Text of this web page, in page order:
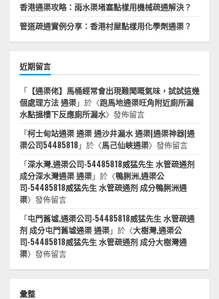
香港通渠攻略：雨水渠堵塞點樣用機械疏通解決？
管道疏通實例分享：香港村屋點樣用化學劑通渠？
近期留言
「 【通渠佬】馬桶經常會出現難聞嘅氣味，試試這幾
個處理方法 通渠」於〈跑馬地通渠旺角附近廁所漏
水點搵樓下反應廁所漏水〉發佈留言
「柯士甸站通渠 通渠 通沙井漏水 通渠|通渠神器|通
渠公司54485818 」於〈馬己仙峽通渠〉發佈留言
「深水灣,通渠公司-54485818威猛先生 水管疏通剂
成分深水灣通渠 通渠」於〈鴨脷洲,通渠公
司-54485818威猛先生 水管疏通剂 成分鴨脷洲通
渠〉發佈留言
「屯門舊墟,通渠公司-54485818威猛先生 水管疏通
剂 成分屯門舊墟通渠 通渠」於〈大樹灣,通渠公
司-54485818威猛先生 水管疏通剂 成分大樹灣通
渠〉發佈留言
彙整